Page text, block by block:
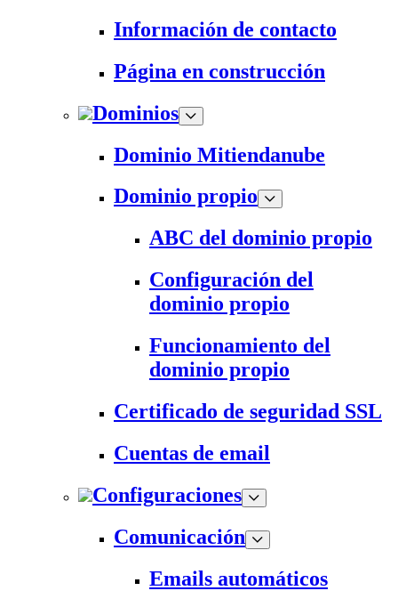
Información de contacto
Página en construcción
Dominios
Dominio Mitiendanube
Dominio propio
ABC del dominio propio
Configuración del
dominio propio
Funcionamiento del
dominio propio
Certificado de seguridad SSL
Cuentas de email
Configuraciones
Comunicación
Emails automáticos